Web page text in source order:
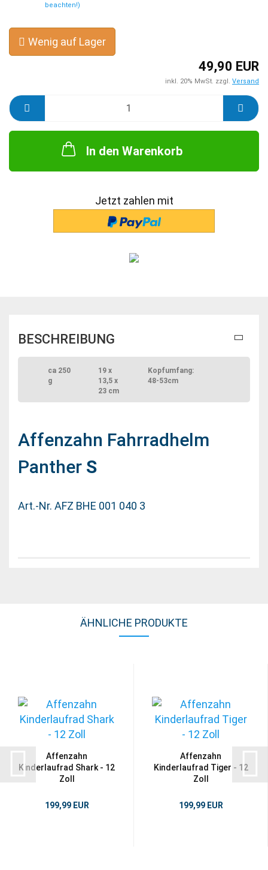
beachten!)
Wenig auf Lager
49,90 EUR
inkl. 20% MwSt. zzgl. Versand
In den Warenkorb
Jetzt zahlen mit
BESCHREIBUNG
ca 250
g
19 x
13,5 x
23 cm
Kopfumfang:
48-53cm
Affenzahn Fahrradhelm
Panther S
Art.-Nr. AFZ BHE 001 040 3
ÄHNLICHE PRODUKTE
Affenzahn
Kinderlaufrad Shark - 12
Zoll
199,99 EUR
Affenzahn
Kinderlaufrad Tiger - 12
Zoll
199,99 EUR